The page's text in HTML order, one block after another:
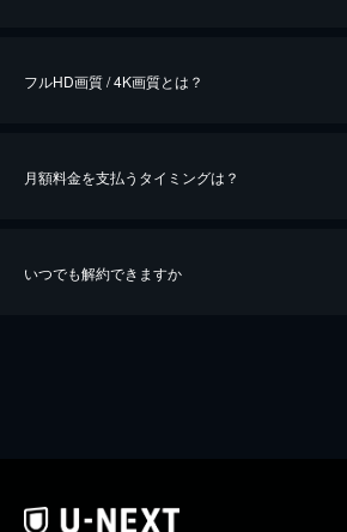
※40％ポイント還元の対象は、クレジットカード決済によ
フルHD画質 / 4K画質とは？
月額料金を支払うタイミングは？
いつでも解約できますか